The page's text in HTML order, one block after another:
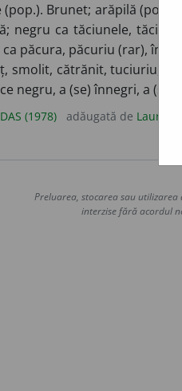
(pop.). Brunet; arăpilă
negru ca tăciunele,
păcura, păcuriu (rar),
smolit, cătrănit, tuciuriu,
negru, a (se) înnegri, a (se)
DAS (1978) adăugată de
Preluarea, stocarea sau
interzise fără acordul